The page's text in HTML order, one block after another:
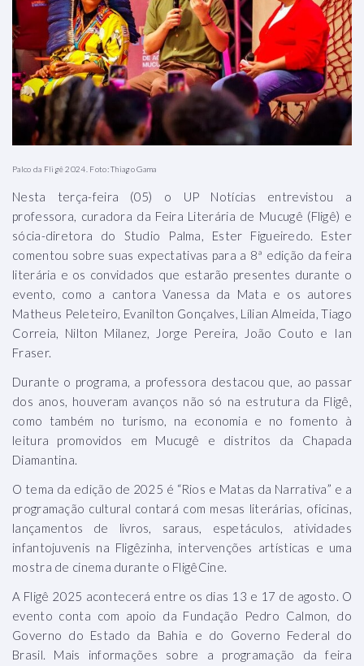
Palco da Fligê 2024. Foto: Thiago Gama
Nesta terça-feira (05) o UP Notícias entrevistou a
professora, curadora da Feira Literária de Mucugê (Fligê) e
sócia-diretora do Studio Palma, Ester Figueiredo. Ester
comentou sobre suas expectativas para a 8ª edição da feira
literária e os convidados que estarão presentes durante o
evento, como a cantora Vanessa da Mata e os autores
Matheus Peleteiro, Evanilton Gonçalves, Lílian Almeida, Tiago
Correia, Nilton Milanez, Jorge Pereira, João Couto e Ian
Fraser.
Durante o programa, a professora destacou que, ao passar
dos anos, houveram avanços não só na estrutura da Fligê,
como também no turismo, na economia e no fomento à
leitura promovidos em Mucugê e distritos da Chapada
Diamantina.
O tema da edição de 2025 é “Rios e Matas da Narrativa” e a
programação cultural contará com mesas literárias, oficinas,
lançamentos de livros, saraus, espetáculos, atividades
infantojuvenis na Fligêzinha, intervenções artísticas e uma
mostra de cinema durante o FligêCine.
A Fligê 2025 acontecerá entre os dias 13 e 17 de agosto. O
evento conta com apoio da Fundação Pedro Calmon, do
Governo do Estado da Bahia e do Governo Federal do
Brasil. Mais informações sobre a programação da feira